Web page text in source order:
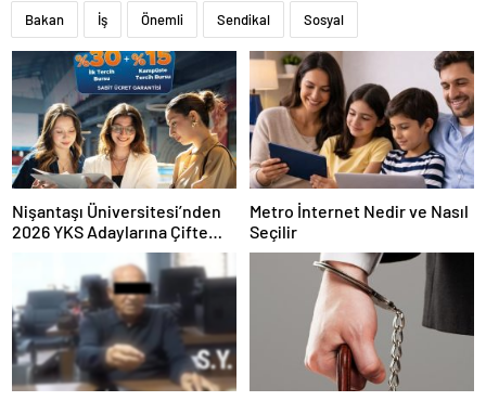
Bakan İş Önemli Sendikal Sosyal
Nişantaşı Üniversitesi’nden
2026 YKS Adaylarına Çifte
Güvence: Sabit Ücret ve
Kesintisiz Burs
Metro İnternet Nedir ve Nasıl
Seçilir